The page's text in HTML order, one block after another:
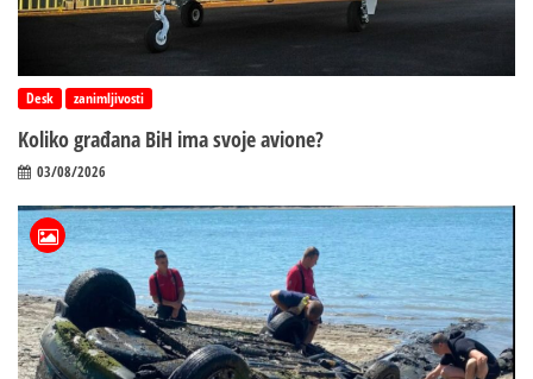
Desk zanimljivosti
Koliko građana BiH ima svoje avione?
03/08/2026